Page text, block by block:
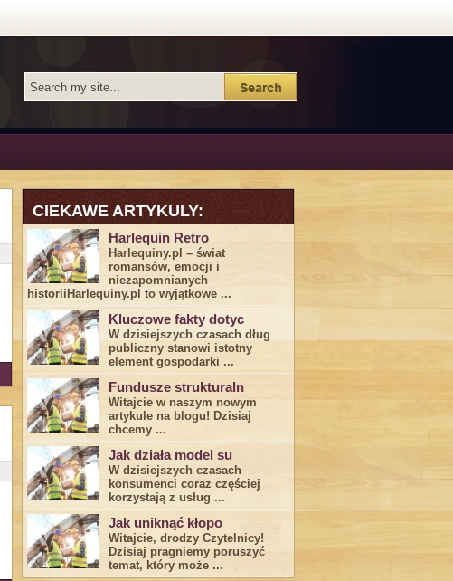
CIEKAWE ARTYKULY:
Harlequin Retro
Harlequiny.pl – świat
romansów, emocji i
niezapomnianych
historiiHarlequiny.pl to wyjątkowe ...
Kluczowe fakty dotyc
W dzisiejszych czasach dług
publiczny stanowi istotny
element gospodarki ...
Fundusze strukturaln
Witajcie w naszym nowym
artykule na blogu! Dzisiaj
chcemy ...
Jak działa model su
W dzisiejszych czasach
konsumenci ‌coraz częściej
korzystają z usług⁤ ...
Jak uniknąć kłopo
Witajcie, drodzy Czytelnicy!
Dzisiaj pragniemy poruszyć
temat, który może ...